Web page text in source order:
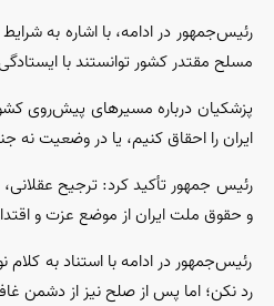
رئیس‌جمهور در ادامه، با اشاره به
مسلح مقتدر کشور توانستند با
پزشکیان درباره مسیر‌های پیش‌روی
ایران را احقاق کنیم، یا در وضعیت نه
رئیس جمهور تأکید کرد: ترجیح
و حقوق ملت ایران از موضع عزت و
رئیس‌جمهور در ادامه با استناد به
رد نکن؛ اما پس از صلح نیز از دشمن